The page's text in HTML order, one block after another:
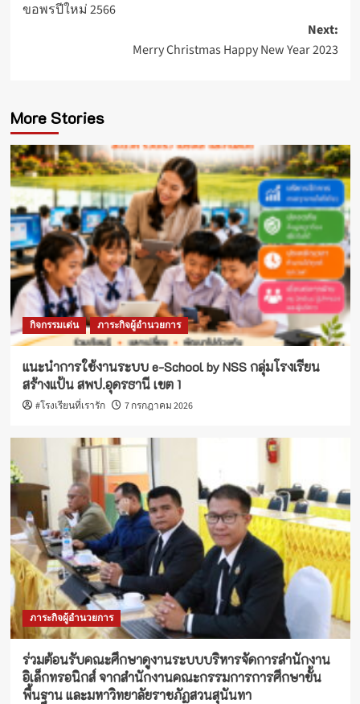
navigation
ขอพรปีใหม่ 2566
Next:
Merry Christmas Happy New Year 2023
More Stories
กิจกรรมเด่น ภาระกิจผู้อำนวยการ
แนะนำการใช้งานระบบ e-School by NSS กลุ่มโรงเรียน
สร้างแป้น สพป.อุดรธานี เขต 1
#โรงเรียนที่เรารัก 7 กรกฎาคม 2026
ภาระกิจผู้อำนวยการ
ร่วมต้อนรับคณะศึกษาดูงานระบบบริหารจัดการสำนักงาน
อิเล็กทรอนิกส์ จากสำนักงานคณะกรรมการการศึกษาขั้น
พื้นฐาน และมหาวิทยาลัยราชภัฏสวนสุนันทา